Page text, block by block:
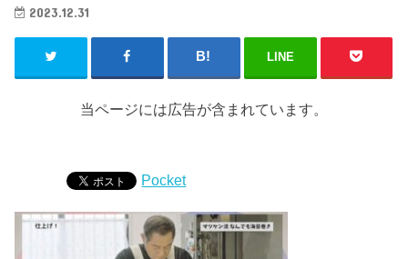
2023.12.31
LINE
当ページには広告が含まれています。
Pocket